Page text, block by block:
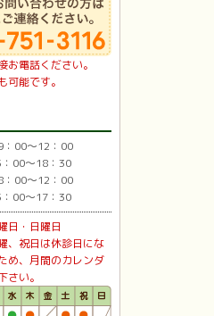
お電話ください。
可能です。
：00〜12：00
18：30
：00〜12：00
17：30
日・日曜日
、祝日は休診日にな
め、月間のカレンダ
さい。